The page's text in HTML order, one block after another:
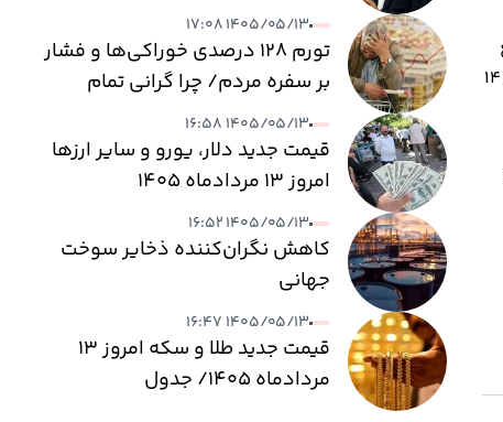
قائد عظیم الشان انقلاب اسلامی و با هدف تسهیل و امکان حضور گسترده اقشار مختلف مردم در آیین‌های سوگواری، روز یکشنبه ۱۴
۱۴۰۵/۰۵/۱۳ ۱۷:۰۸
تورم ۱۲۸ درصدی خوراکی‌ها و فشار
بر سفره مردم/ چرا گرانی تمام
نمی‌شود؟
۱۴۰۵/۰۵/۱۳ ۱۶:۵۸
قیمت جدید دلار، یورو و سایر ارزها
امروز ۱۳ مردادماه ۱۴۰۵
۱۴۰۵/۰۵/۱۳ ۱۶:۵۲
کاهش نگران‌کننده ذخایر سوخت
جهانی
۱۴۰۵/۰۵/۱۳ ۱۶:۴۷
قیمت جدید طلا و سکه امروز ۱۳
مردادماه ۱۴۰۵/ جدول